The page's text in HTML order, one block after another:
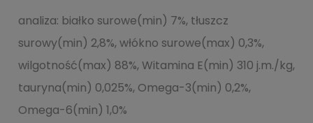
analiza: białko surowe(min) 7%, tłuszcz
surowy(min) 2,8%, włókno surowe(max) 0,3%,
wilgotność(max) 88%, Witamina E(min) 310 j.m./kg,
tauryna(min) 0,025%, Omega-3(min) 0,2%,
Omega-6(min) 1,0%